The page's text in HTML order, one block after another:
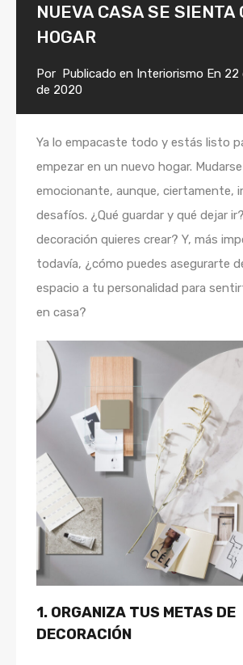
NUEVA CASA SE SIENTA
HOGAR
Por Publicado en Interiorismo En 22
de 2020
Ya lo empacaste todo y estás listo
empezar en un nuevo hogar.
emocionante, aunque, ciertamente,
desafíos. ¿Qué guardar y qué dejar
decoración quieres crear? Y, más
todavía, ¿cómo puedes asegurarte
espacio a tu personalidad para
en casa?
1. ORGANIZA TUS METAS DE
DECORACIÓN